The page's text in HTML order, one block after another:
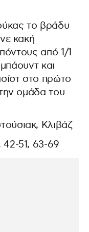
το βράδυ
κακή
από 1/1
και
στο πρώτο
ομάδα του
Κλιβάζ
42-51, 63-69